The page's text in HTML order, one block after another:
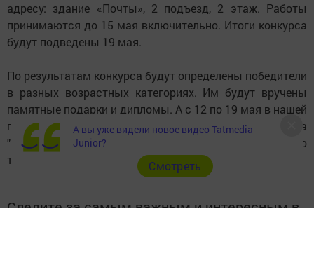
адресу: здание «Почты», 2 подъезд, 2 этаж. Работы
принимаются до 15 мая включительно. Итоги конкурса
будут подведены 19 мая.
По результатам конкурса будут определены победители
в разных возраcтных категориях. Им будут вручены
памятные подарки и дипломы. А с 12 по 19 мая в нашей
группе "Вконтакте" будет проходить голосование за
"Приз зрительских симпатий". Победитель, которого
также будет отмечен дипломом и подарком.
Следите за самым важным и интересным в
А вы уже видели новое видео Tatmedia
Junior?
Cмотреть